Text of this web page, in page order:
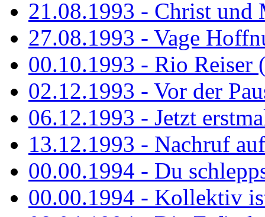
21.08.1993 - Christ und
27.08.1993 - Vage
00.10.1993 - Rio Reiser
02.12.1993 - Vor der
06.12.1993 - Jetzt
13.12.1993 - Nachruf
00.00.1994 - Du
00.00.1994 - Kollektiv